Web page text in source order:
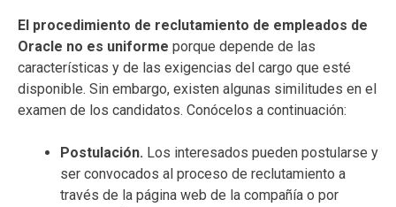
El procedimiento de reclutamiento de empleados de
Oracle no es uniforme porque depende de las
características y de las exigencias del cargo que esté
disponible. Sin embargo, existen algunas similitudes en el
examen de los candidatos. Conócelos a continuación:
Postulación. Los interesados pueden postularse y
ser convocados al proceso de reclutamiento a
través de la página web de la compañía o por